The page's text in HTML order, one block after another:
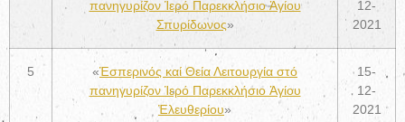
πανηγυρίζον Ἱερό Παρεκκλήσιο Ἁγίου
Σπυρίδωνος»
12-
2021
5 «Ἑσπερινός καί Θεία Λειτουργία στό
πανηγυρίζον Ἱερό Παρεκκλήσιο Ἁγίου
Ἐλευθερίου»
15-
12-
2021